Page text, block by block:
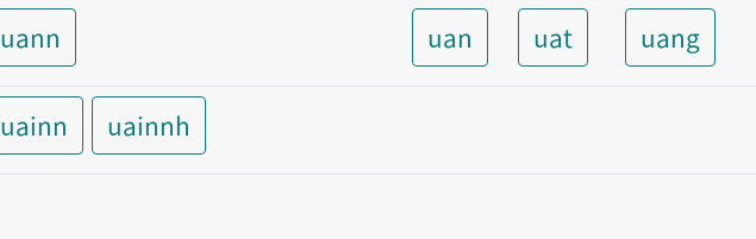
uann uan uat uang
uainn uainnh